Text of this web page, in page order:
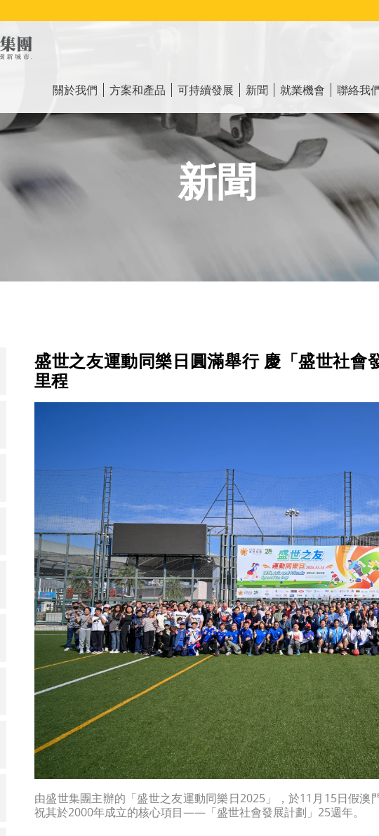
navigation
關於我們 方案和產品 可持續發展 新聞 就業機會 聯絡我
新聞
盛世之友運動同樂日圓滿舉行 慶「盛世社會
里程
由盛世集團主辦的「盛世之友運動同樂日2025」，於11月15日假澳
祝其於2000年成立的核心項目——「盛世社會發展計劃」25週年。